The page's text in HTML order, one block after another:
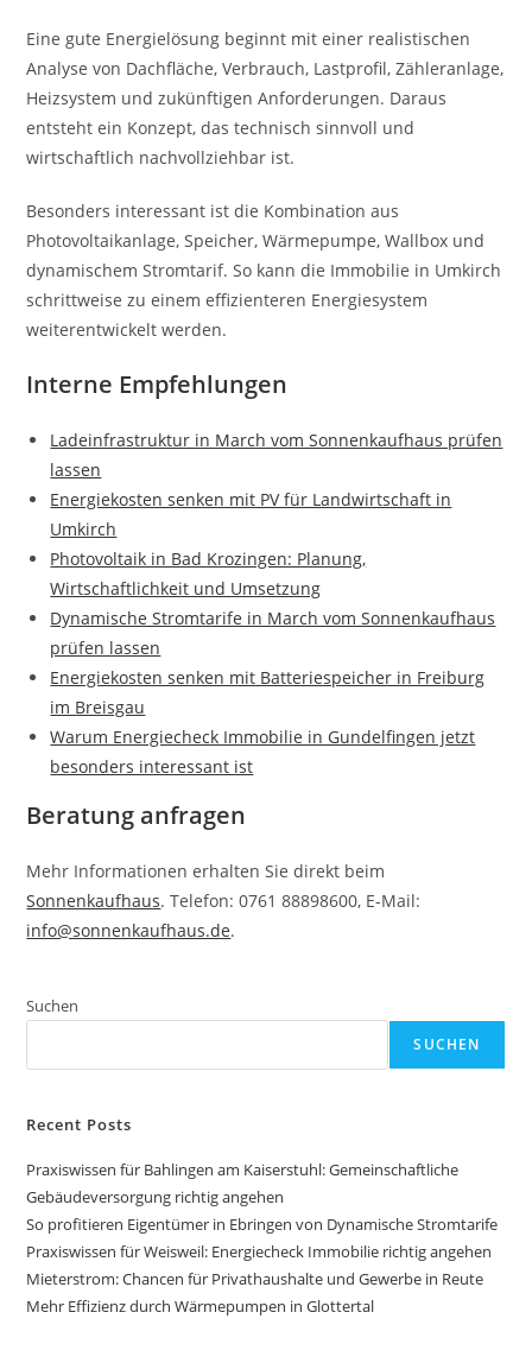
Eine gute Energielösung beginnt mit einer realistischen
Analyse von Dachfläche, Verbrauch, Lastprofil, Zähleranlage,
Heizsystem und zukünftigen Anforderungen. Daraus
entsteht ein Konzept, das technisch sinnvoll und
wirtschaftlich nachvollziehbar ist.
Besonders interessant ist die Kombination aus
Photovoltaikanlage, Speicher, Wärmepumpe, Wallbox und
dynamischem Stromtarif. So kann die Immobilie in Umkirch
schrittweise zu einem effizienteren Energiesystem
weiterentwickelt werden.
Interne Empfehlungen
Ladeinfrastruktur in March vom Sonnenkaufhaus prüfen
lassen
Energiekosten senken mit PV für Landwirtschaft in
Umkirch
Photovoltaik in Bad Krozingen: Planung,
Wirtschaftlichkeit und Umsetzung
Dynamische Stromtarife in March vom Sonnenkaufhaus
prüfen lassen
Energiekosten senken mit Batteriespeicher in Freiburg
im Breisgau
Warum Energiecheck Immobilie in Gundelfingen jetzt
besonders interessant ist
Beratung anfragen
Mehr Informationen erhalten Sie direkt beim
Sonnenkaufhaus. Telefon: 0761 88898600, E-Mail:
info@sonnenkaufhaus.de.
Suchen
SUCHEN
Recent Posts
Praxiswissen für Bahlingen am Kaiserstuhl: Gemeinschaftliche
Gebäudeversorgung richtig angehen
So profitieren Eigentümer in Ebringen von Dynamische Stromtarife
Praxiswissen für Weisweil: Energiecheck Immobilie richtig angehen
Mieterstrom: Chancen für Privathaushalte und Gewerbe in Reute
Mehr Effizienz durch Wärmepumpen in Glottertal